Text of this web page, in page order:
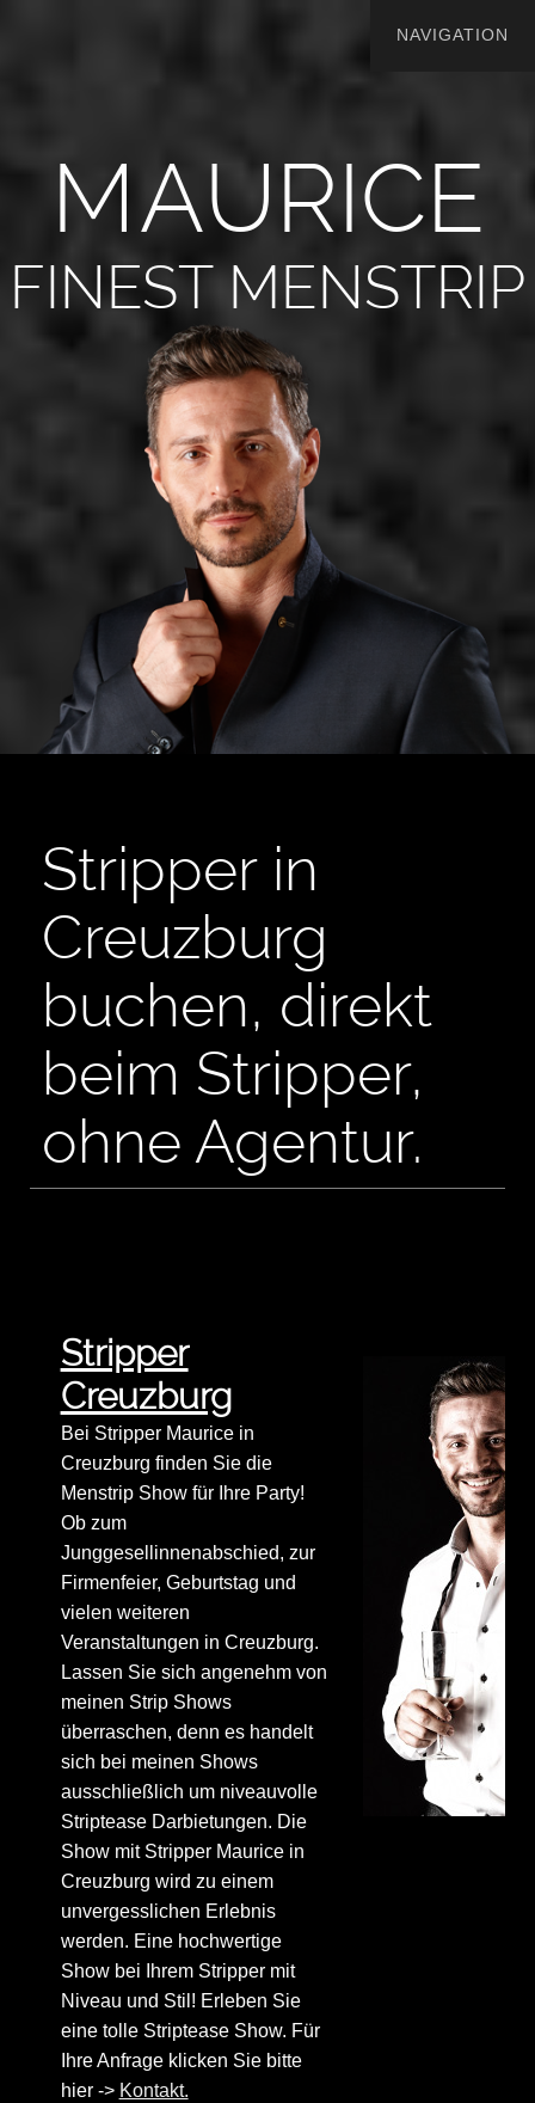
MAURICE
FINEST MENSTRIP
Stripper in
Creuzburg
buchen, direkt
beim Stripper,
ohne Agentur.
Stripper
Creuzburg
Bei Stripper Maurice in
Creuzburg finden Sie die
Menstrip Show für Ihre Party!
Ob zum
Junggesellinnenabschied, zur
Firmenfeier, Geburtstag und
vielen weiteren
Veranstaltungen in Creuzburg.
Lassen Sie sich angenehm von
meinen Strip Shows
überraschen, denn es handelt
sich bei meinen Shows
ausschließlich um niveauvolle
Striptease Darbietungen. Die
Show mit Stripper Maurice in
Creuzburg wird zu einem
unvergesslichen Erlebnis
werden. Eine hochwertige
Show bei Ihrem Stripper mit
Niveau und Stil! Erleben Sie
eine tolle Striptease Show. Für
Ihre Anfrage klicken Sie bitte
hier -> Kontakt.